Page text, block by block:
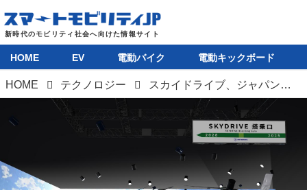
HOME EV 電動バイク 電動キックボード
HOME テクノロジー スカイドライブ、ジャパンモビリティショー2025で空飛ぶクルマを展示。鉄道と連携した航路計画を紹介するブースを展開